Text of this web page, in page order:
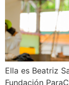
Ella es Beatriz
Fundación